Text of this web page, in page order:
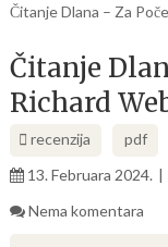
Čitanje Dlana – Za
Čitanje
Richard
recenzija
pdf
13. Februara 2024.
Nema komentara